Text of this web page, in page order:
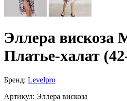
Эллера вискоза
Платье-халат
Бренд: Levelpro
Артикул: Эллера вискоза